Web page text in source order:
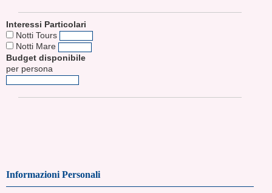
Interessi Particolari
Notti Tours
Notti Mare
Budget disponibile
per persona
Informazioni Personali